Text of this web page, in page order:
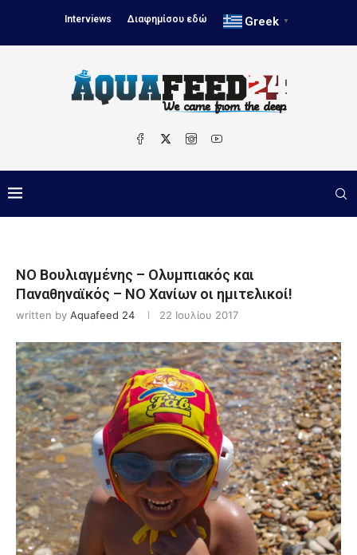
Interviews Διαφημίσου εδώ Greek ▼
ΝΟ Βουλιαγμένης – Ολυμπιακός και
Παναθηναϊκός – ΝΟ Χανίων οι ημιτελικοί!
written by Aquafeed 24 22 Ιουλίου 2017